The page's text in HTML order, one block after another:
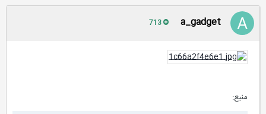
a_gadget
منبع: